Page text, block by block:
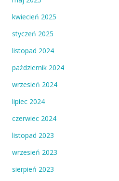
kwiecień 2025
styczeń 2025
listopad 2024
październik 2024
wrzesień 2024
lipiec 2024
czerwiec 2024
listopad 2023
wrzesień 2023
sierpień 2023